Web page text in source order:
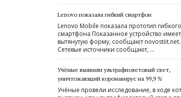
Lenovo показала гибкий смартфон
Lenovo Mobile показала прототип гибкого
смартфона Показанное устройство имеет
вытянутую форму, сообщают novostiit.net.
Сетевые источники сообщают, …
Учёные выявили ультрафиолетовый свет,
уничтожающий коронавирус на 99,9 %
Учёные провели исследование, в ходе